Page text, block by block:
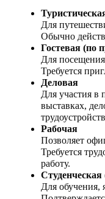
Для
Обычно
Гостевая (по
Для
Требуется
Деловая
Для участия в
выставках,
Рабочая
Позволяет
Требуется
работу.
Студенческая
Для обучения,